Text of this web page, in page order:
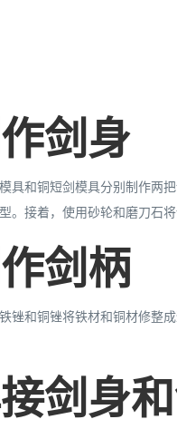
剑身
具和铜短剑模具分别制作两
。接着，使用砂轮和磨刀石将
剑柄
锉和铜锉将铁材和铜材修整
剑身